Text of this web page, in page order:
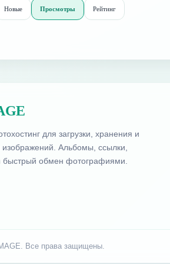
Новые Просмотры Рейтинг
для загрузки, хранения и
изображений. Альбомы, ссылки,
быстрый обмен фотографиями.
Все права защищены.